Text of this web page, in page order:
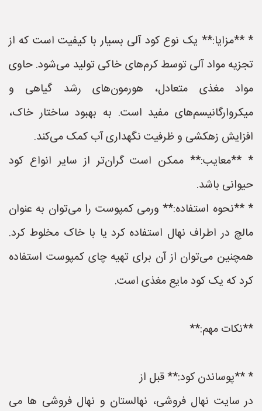
* **مزایا:** یک نوع کود آلی بسیار با کیفیت است که از
تجزیه مواد آلی توسط کرم‌های خاکی تولید می‌شود. حاوی
مواد مغذی متعادل، هورمون‌های رشد گیاهی و
میکروارگانیسم‌های مفید است. به بهبود ساختار خاک،
افزایش زهکشی و ظرفیت نگهداری آب کمک می‌کند.
* **معایب:** ممکن است گران‌تر از سایر انواع کود
حیوانی باشد.
* **نحوه استفاده:** ورمی کمپوست را می‌توان به عنوان
مالچ در اطراف نهال استفاده کرد یا با خاک مخلوط کرد.
همچنین می‌توان از آن برای تهیه چای کمپوست استفاده
کرد که یک کود مایع مغذی است.
**نکات مهم:**
* **پوساندن کود:** قبل از
در سایت نهال فروشی، نهالستان و نهال فروشی ها می